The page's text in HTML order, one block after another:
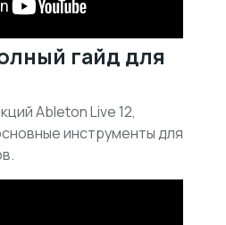
гайд для
Ableton Live 12,
инструменты для